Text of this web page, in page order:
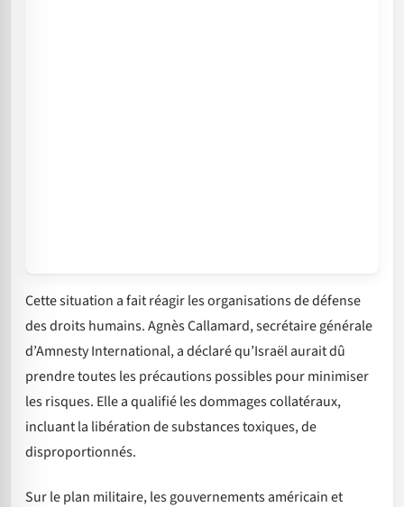
Cette situation a fait réagir les organisations de défense
des droits humains. Agnès Callamard, secrétaire générale
d’Amnesty International, a déclaré qu’Israël aurait dû
prendre toutes les précautions possibles pour minimiser
les risques. Elle a qualifié les dommages collatéraux,
incluant la libération de substances toxiques, de
disproportionnés.
Sur le plan militaire, les gouvernements américain et